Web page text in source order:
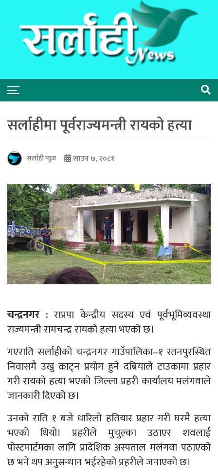
सर्लाहीमा पूर्वराज्यमन्त्री रायको हत्या
सर्लाही न्युज साउन ७, २०८१
चन्द्रनगर :राप्रपा केन्द्रीय सदस्य एवं पूर्वभूमिव्यवस्था
राज्यमन्त्री रामचन्द्र रायको हत्या भएको छ।
गएराति सर्लाहीको चन्द्रनगर गाउँपालिका–१ रतनपुरस्थित
निवासमै उखु काट्न प्रयाेग हुने दबियाले टाउकामा प्रहार
गरी रायको हत्या भएको जिल्ला प्रहरी कार्यालय मलंगवाले
जानकारी दिएको छ।
उनको राति १ बजे धारिलो हतियार प्रहार गरी घरमै हत्या
भएको थियो। प्रहरीले मुचुल्का उठाएर शवलाई
पोस्टमार्टमका लागि प्रादेशिक अस्पताल मलंगवा पठाएको
छ भने थप अनुसन्धान भईरहेको प्रहरीले जनाएको छ।